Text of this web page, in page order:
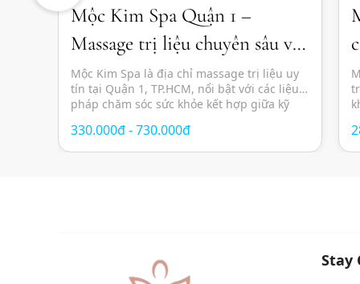
Mộc Kim Spa Quận 1 –
Massage trị liệu chuyên sâu và
thư giãn chuẩn Nhật
Mộc Kim Spa là địa chỉ massage trị liệu uy
tín tại Quận 1, TP.HCM, nổi bật với các liệu
pháp chăm sóc sức khỏe kết hợp giữa kỹ
nhiên và không gian thư giãn mang cảm
hứng Nhật Bản. Các liệu trình được thiết kế
330.000đ - 730.000đ
Stay